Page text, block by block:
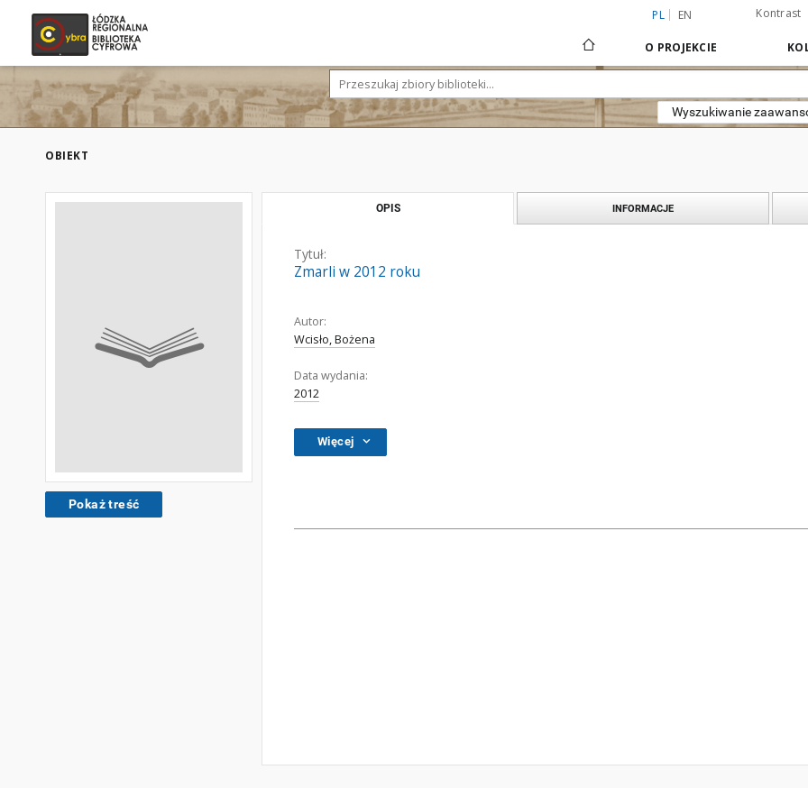
PL EN Kontrast
O PROJEKCIE
Wyszukiwanie
OBIEKT
Pokaż treść
OPIS INFORMACJE
Tytuł:
Zmarli w 2012 roku
Autor:
Wcisło, Bożena
Data wydania:
2012
Więcej